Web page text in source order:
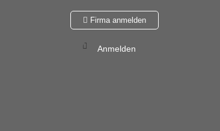
Firma anmelden
Anmelden